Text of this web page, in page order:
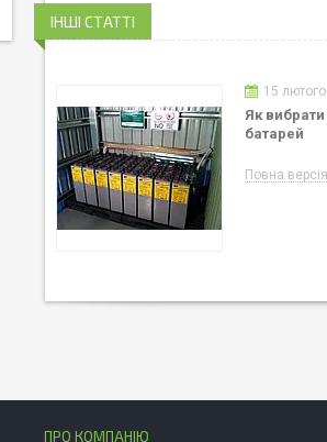
ІНШІ СТАТТІ
15
Як
батарей
Повна версія
ПРО КОМПАНІЮ